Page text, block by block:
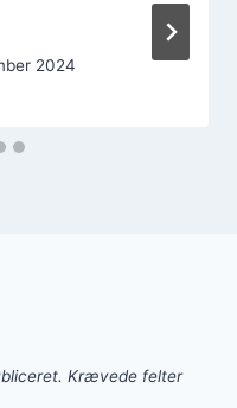
2024
Krævede felter